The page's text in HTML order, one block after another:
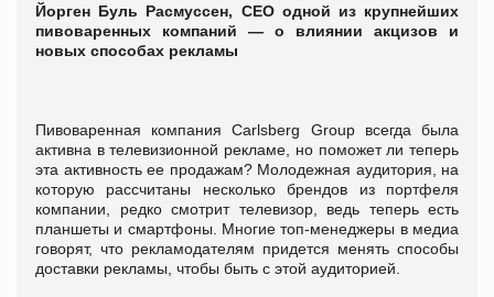
Йорген Буль Расмуссен, CEO одной из крупнейших
пивоваренных компаний — о влиянии акцизов и
новых способах рекламы
Пивоваренная компания Carlsberg Group всегда была
активна в телевизионной рекламе, но поможет ли теперь
эта активность ее продажам? Молодежная аудитория, на
которую рассчитаны несколько брендов из портфеля
компании, редко смотрит телевизор, ведь теперь есть
планшеты и смартфоны. Многие топ-менеджеры в медиа
говорят, что рекламодателям придется менять способы
доставки рекламы, чтобы быть с этой аудиторией.